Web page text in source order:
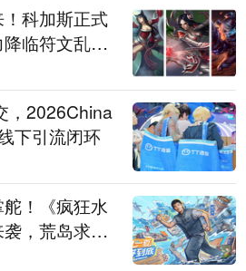
科加斯正式
临符文乱
，2026China
下引流闭环
！《疯狂水
，荒岛求生